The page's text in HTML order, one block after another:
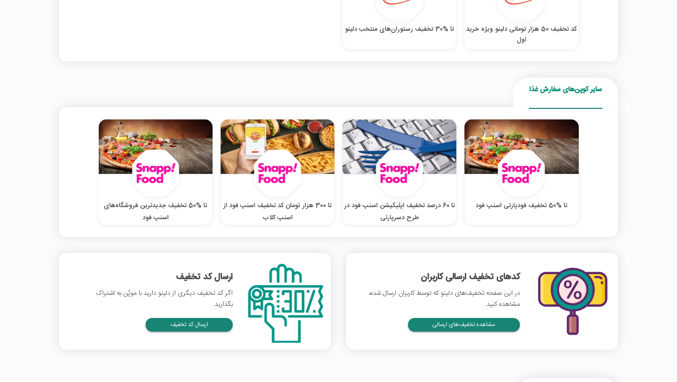
کد تخفیف 50 هزار تومانی دلینو ویژه خرید
اول
تا %30 تخفیف رستوران‌های منتخب دلینو
سایر کوپن‌های سفارش غذا
تا %50 تخفیف فودپارتی اسنپ فود
تا 60 درصد تخفیف اپلیکیشن اسنپ فود در
طرح دسرپارتی
تا 300 هزار تومان کد تخفیف اسنپ فود از
اسنپ کلاب
تا %50 تخفیف جدیدترین فروشگاه‌های
اسنپ فود
کدهای تخفیف ارسالی کاربران
در این صفحه تخفیف‌های دلینو که توسط کاربران ارسال شده،
مشاهده کنید.
مشاهده تخفیف‌های ارسالی
ارسال کد تخفیف
اگر کد تخفیف دیگری از دلینو دارید با موپُن به اشتراک
بگذارید.
ارسال کد تخفیف